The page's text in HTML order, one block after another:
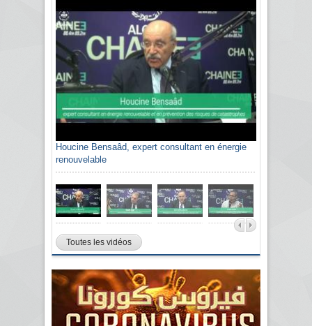
Houcine Bensaâd, expert consultant en énergie
renouvelable
Toutes les vidéos